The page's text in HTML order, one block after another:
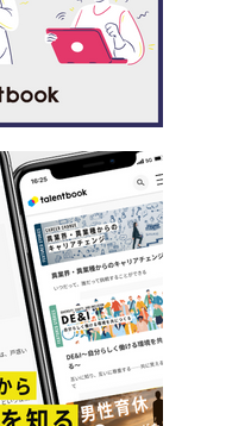
ために掲げた